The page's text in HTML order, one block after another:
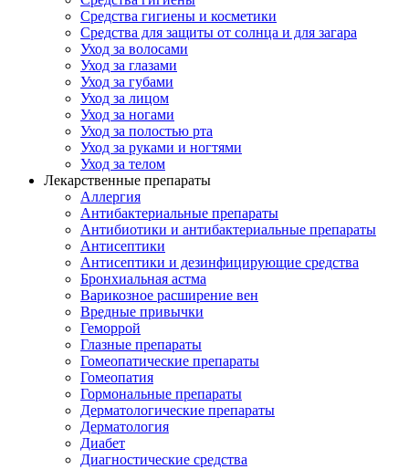
Средства гигиены и косметики
Средства для защиты от солнца и для загара
Уход за волосами
Уход за глазами
Уход за губами
Уход за лицом
Уход за ногами
Уход за полостью рта
Уход за руками и ногтями
Уход за телом
Лекарственные препараты
Аллергия
Антибактериальные препараты
Антибиотики и антибактериальные препараты
Антисептики
Антисептики и дезинфицирующие средства
Бронхиальная астма
Варикозное расширение вен
Вредные привычки
Геморрой
Глазные препараты
Гомеопатические препараты
Гомеопатия
Гормональные препараты
Дерматологические препараты
Дерматология
Диабет
Диагностические средства